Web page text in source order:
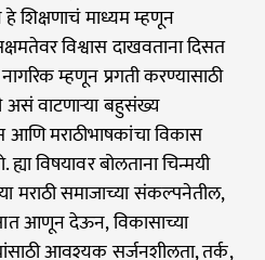
हे शिक्षणाचं माध्यम म्हणून
विश्वास दाखवताना दिसत
म्हणून प्रगती करण्यासाठी
असं वाटणाऱ्या बहुसंख्य
आणि मराठीभाषकांचा विकास
विषयावर बोलताना चिन्मयी
मराठी समाजाच्या संकल्पनेतील,
आणून देऊन, विकासाच्या
आवश्यक सर्जनशीलता, तर्क,